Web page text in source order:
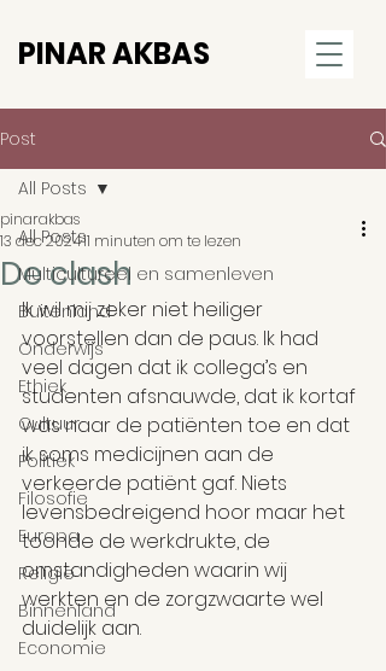
PINAR AKBAS
Post
All Posts
Multicultureel en samenleven
Buitenland
Onderwijs
Ethiek
Cultuur
Politiek
Filosofie
Europa
Religie
Binnenland
Economie
All Posts
De clash
pinarakbas
13 dec 202411 minuten om te lezen
Ik wil mij zeker niet heiliger
voorstellen dan de paus. Ik had
veel dagen dat ik collega’s en
studenten afsnauwde, dat ik kortaf
was naar de patiënten toe en dat
ik soms medicijnen aan de
verkeerde patiënt gaf. Niets
levensbedreigend hoor maar het
toonde de werkdrukte, de
omstandigheden waarin wij
werkten en de zorgzwaarte wel
duidelijk aan.